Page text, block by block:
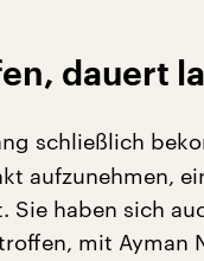
dauert
schließlich
aufzunehmen,
Sie haben sich
mit Ayman